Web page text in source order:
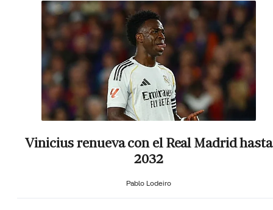
Vinicius renueva con el Real Madrid hasta
2032
Pablo Lodeiro